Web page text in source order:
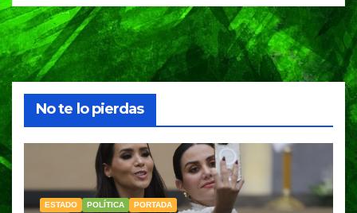
No te lo pierdas
ESTADO POLÍTICA PORTADA